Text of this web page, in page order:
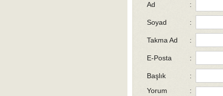
Ad :
Soyad :
Takma Ad :
E-Posta :
Başlık
:
Yorum
: